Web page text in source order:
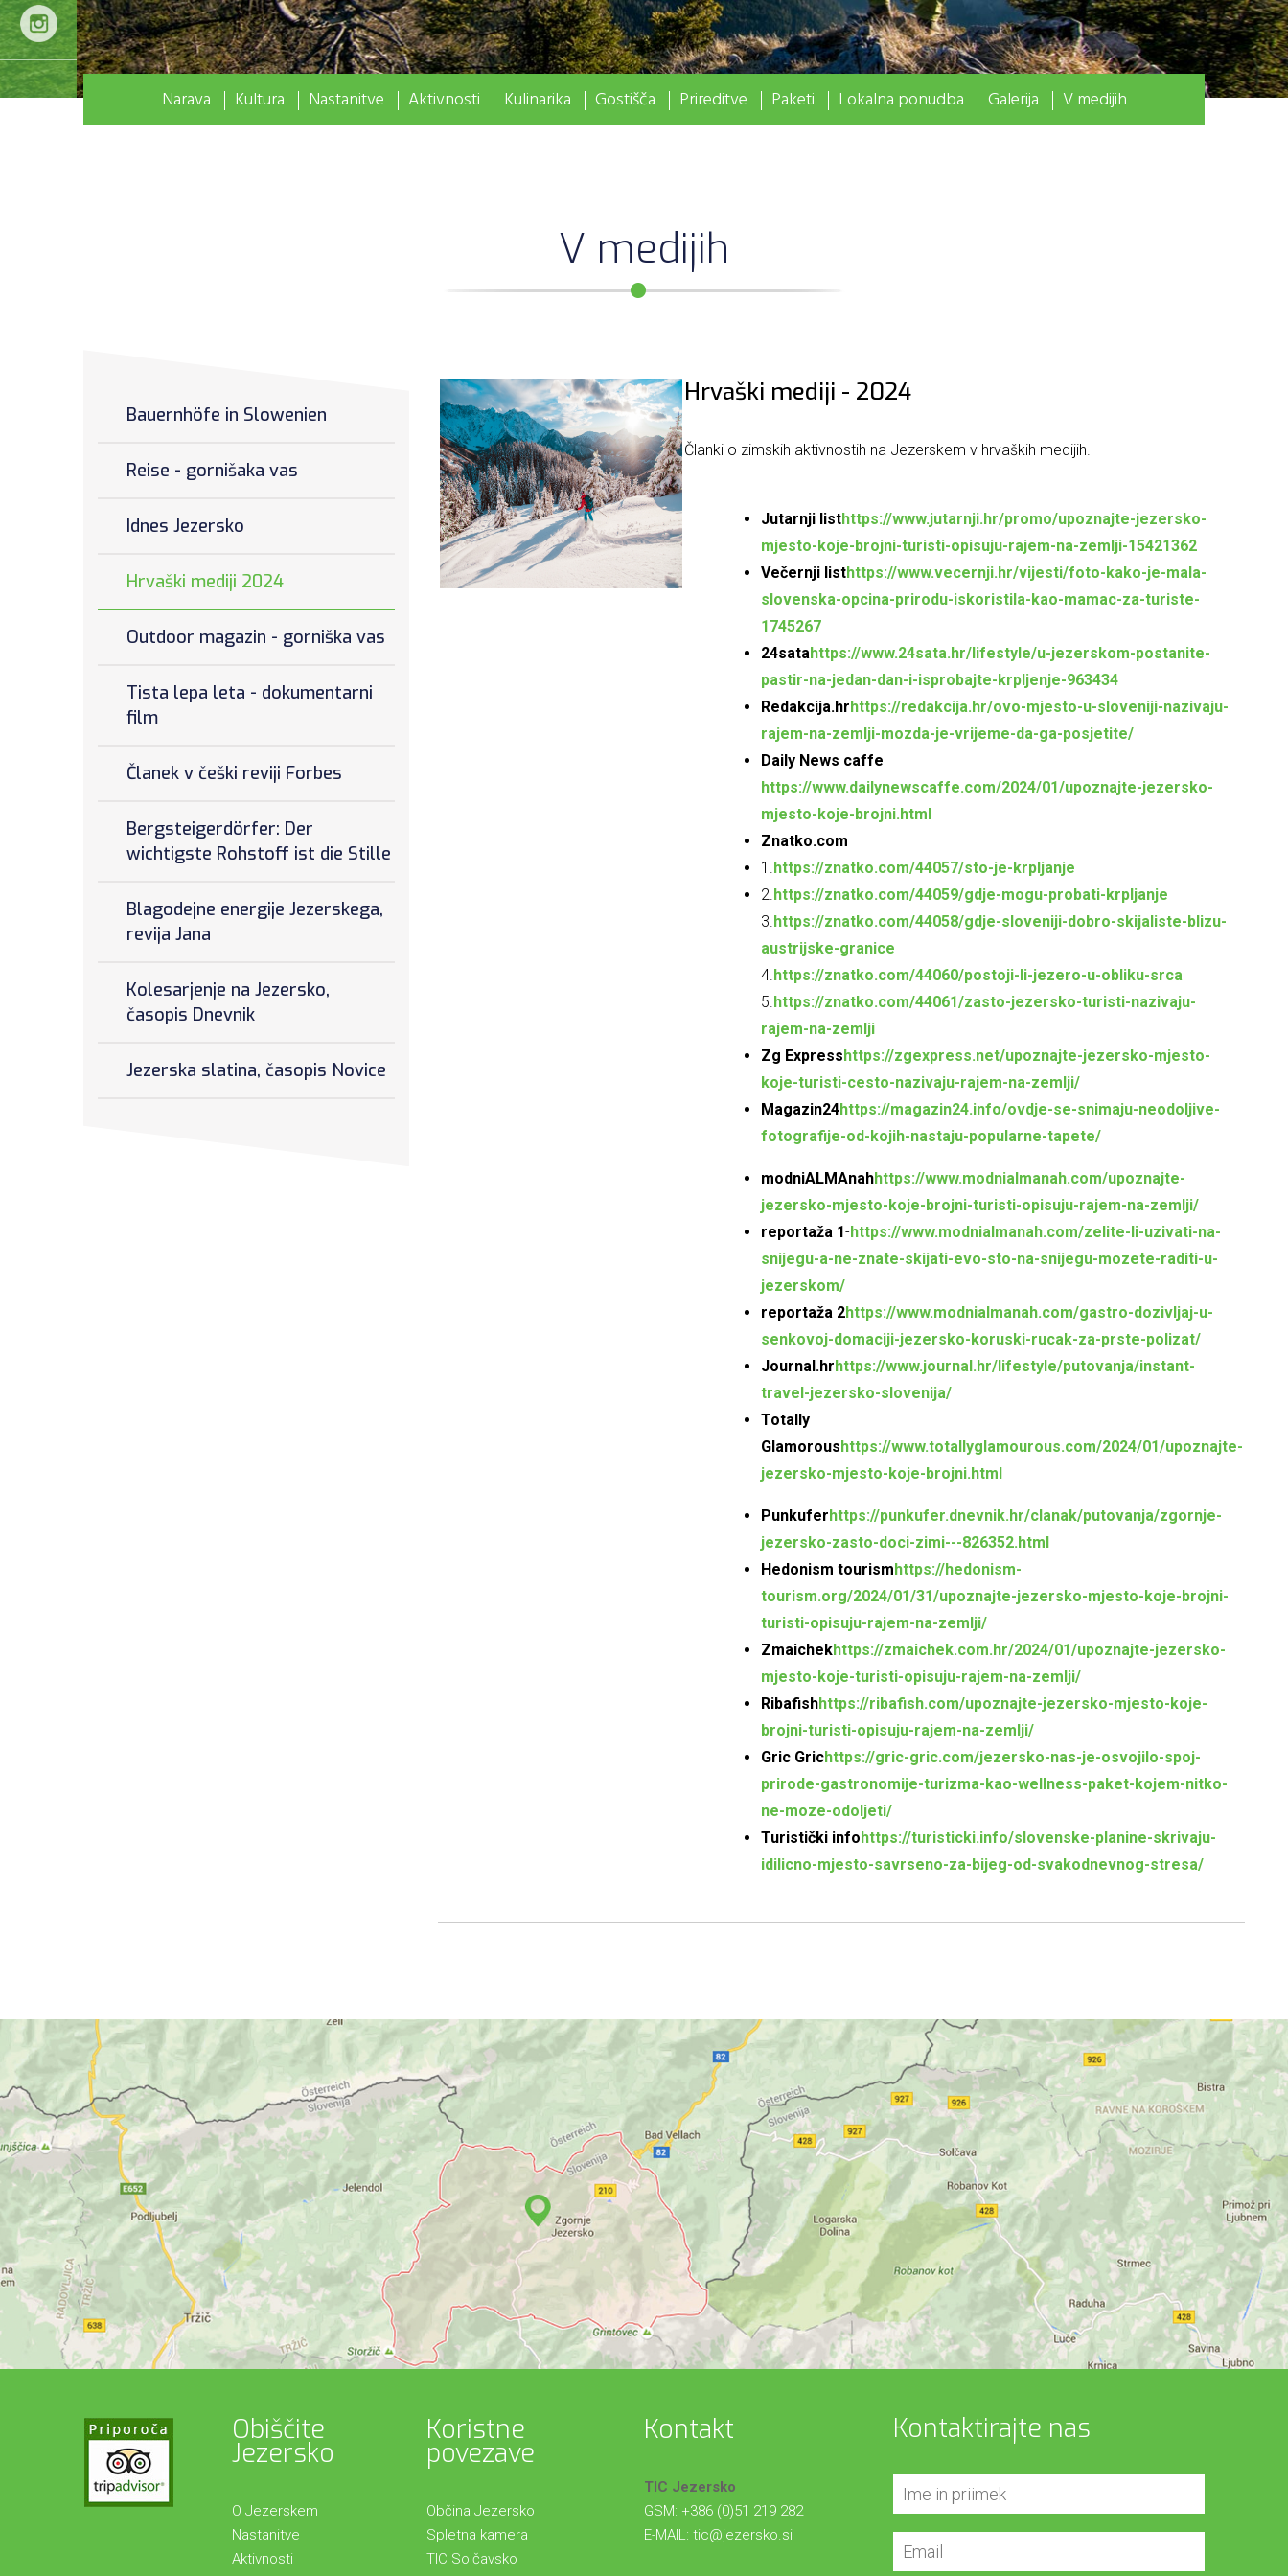
Narava Kultura Nastanitve Aktivnosti Kulinarika Gostišča Prireditve Paketi Lokalna ponudba Galerija V medijih
V medijih
Hrvaški mediji - 2024
Članki o zimskih aktivnostih na Jezerskem v hrvaških medijih.
Jutarnji listhttps://www.jutarnji.hr/promo/upoznajte-jezersko-
mjesto-koje-brojni-turisti-opisuju-rajem-na-zemlji-15421362
Večernji listhttps://www.vecernji.hr/vijesti/foto-kako-je-mala-
slovenska-opcina-prirodu-iskoristila-kao-mamac-za-turiste-
1745267
24satahttps://www.24sata.hr/lifestyle/u-jezerskom-postanite-
pastir-na-jedan-dan-i-isprobajte-krpljenje-963434
Redakcija.hr https://redakcija.hr/ovo-mjesto-u-sloveniji-nazivaju-
rajem-na-zemlji-mozda-je-vrijeme-da-ga-posjetite/
Daily News caffe
https://www.dailynewscaffe.com/2024/01/upoznajte-jezersko-
mjesto-koje-brojni.html
Znatko.com
1. https://znatko.com/44057/sto-je-krpljanje
2. https://znatko.com/44059/gdje-mogu-probati-krpljanje
3. https://znatko.com/44058/gdje-sloveniji-dobro-skijaliste-blizu-
austrijske-granice
4. https://znatko.com/44060/postoji-li-jezero-u-obliku-srca
5. https://znatko.com/44061/zasto-jezersko-turisti-nazivaju-
rajem-na-zemlji
Zg Express https://zgexpress.net/upoznajte-jezersko-mjesto-
koje-turisti-cesto-nazivaju-rajem-na-zemlji/
Magazin24https://magazin24.info/ovdje-se-snimaju-neodoljive-
fotografije-od-kojih-nastaju-popularne-tapete/
modniALMAnahhttps://www.modnialmanah.com/upoznajte-
jezersko-mjesto-koje-brojni-turisti-opisuju-rajem-na-zemlji/
reportaža 1-https://www.modnialmanah.com/zelite-li-uzivati-na-
snijegu-a-ne-znate-skijati-evo-sto-na-snijegu-mozete-raditi-u-
jezerskom/
reportaža 2https://www.modnialmanah.com/gastro-dozivljaj-u-
senkovoj-domaciji-jezersko-koruski-rucak-za-prste-polizat/
Journal.hr https://www.journal.hr/lifestyle/putovanja/instant-
travel-jezersko-slovenija/
Totally
Glamorous https://www.totallyglamourous.com/2024/01/upoznajte-
jezersko-mjesto-koje-brojni.html
Punkufer https://punkufer.dnevnik.hr/clanak/putovanja/zgornje-
jezersko-zasto-doci-zimi---826352.html
Hedonism tourism https://hedonism-
tourism.org/2024/01/31/upoznajte-jezersko-mjesto-koje-brojni-
turisti-opisuju-rajem-na-zemlji/
Zmaichekhttps://zmaichek.com.hr/2024/01/upoznajte-jezersko-
mjesto-koje-turisti-opisuju-rajem-na-zemlji/
Ribafishhttps://ribafish.com/upoznajte-jezersko-mjesto-koje-
brojni-turisti-opisuju-rajem-na-zemlji/
Gric Grichttps://gric-gric.com/jezersko-nas-je-osvojilo-spoj-
prirode-gastronomije-turizma-kao-wellness-paket-kojem-nitko-
ne-moze-odoljeti/
Turistički info https://turisticki.info/slovenske-planine-skrivaju-
idilicno-mjesto-savrseno-za-bijeg-od-svakodnevnog-stresa/
Bauernhöfe in Slowenien
Reise - gornišaka vas
Idnes Jezersko
Hrvaški mediji 2024
Outdoor magazin - gorniška vas
Tista lepa leta - dokumentarni
film
Članek v češki reviji Forbes
Bergsteigerdörfer: Der
wichtigste Rohstoff ist die Stille
Blagodejne energije Jezerskega,
revija Jana
Kolesarjenje na Jezersko,
časopis Dnevnik
Jezerska slatina, časopis Novice
Obiščite
Jezersko
O Jezerskem
Nastanitve
Aktivnosti
Koristne
povezave
Občina Jezersko
Spletna kamera
TIC Solčavsko
Kontakt
TIC Jezersko
GSM: +386 (0)51 219 282
E-MAIL: tic@jezersko.si
Kontaktirajte nas